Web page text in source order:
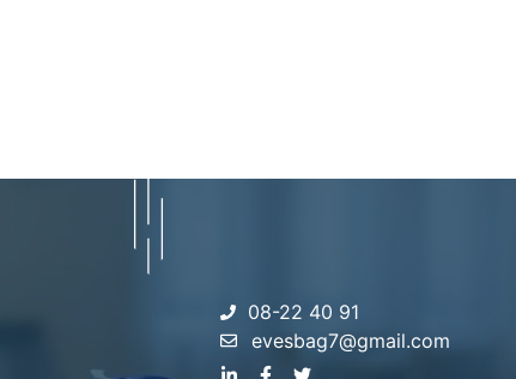
08-22 40 91
evesbag7@gmail.com